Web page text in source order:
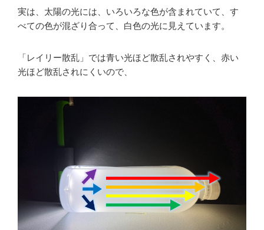
実は、太陽の光には、いろいろな色が含まれていて、す
べての色が混ざり合って、白色の光に見えています。
「レイリー散乱」では青い光ほど散乱されやすく、赤い
光ほど散乱されにくいので、